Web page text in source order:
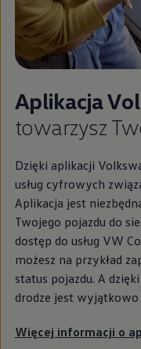
Aplikacja
towarzysz
Dzięki aplikacji
usług cyfrowych
Aplikacja jest
Twojego pojazdu do
dostęp do usług VW
możesz na przykład
status pojazdu. A
drodze jest wyjątkowo
Więcej informacji o